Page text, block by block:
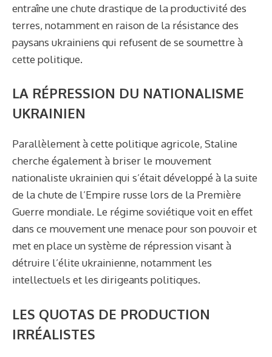
entraîne une chute drastique de la productivité des
terres, notamment en raison de la résistance des
paysans ukrainiens qui refusent de se soumettre à
cette politique.
LA RÉPRESSION DU NATIONALISME
UKRAINIEN
Parallèlement à cette politique agricole, Staline
cherche également à briser le mouvement
nationaliste ukrainien qui s’était développé à la suite
de la chute de l’Empire russe lors de la Première
Guerre mondiale. Le régime soviétique voit en effet
dans ce mouvement une menace pour son pouvoir et
met en place un système de répression visant à
détruire l’élite ukrainienne, notamment les
intellectuels et les dirigeants politiques.
LES QUOTAS DE PRODUCTION
IRRÉALISTES